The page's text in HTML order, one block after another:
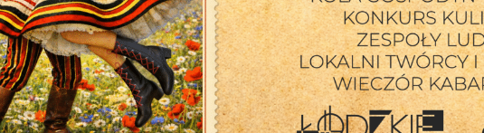
Żywiołowy piknik w parku miejskim [8 sierpnia] 6 sierpnia 2026
Bałkańskie